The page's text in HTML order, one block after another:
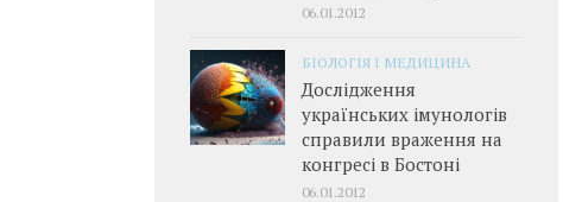
06.01.2012
БІОЛОГІЯ І МЕДИЦИНА
Дослідження
українських імунологів
справили враження на
конгресі в Бостоні
06.01.2012